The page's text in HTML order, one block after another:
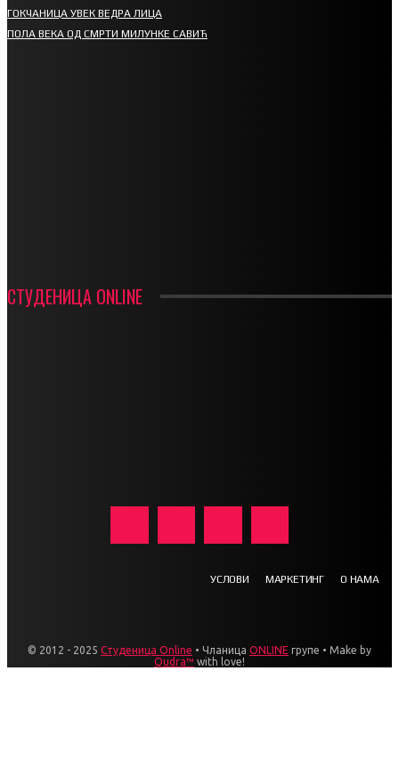
ГОКЧАНИЦА УВЕК ВЕДРА ЛИЦА
ПОЛА ВЕКА ОД СМРТИ МИЛУНКЕ САВИЋ
СТУДЕНИЦА ONLINE
УСЛОВИ МАРКЕТИНГ О НАМА
© 2012 - 2025 Студеница Online • Чланица ONLINE групе • Make by
Qudra™ with love!